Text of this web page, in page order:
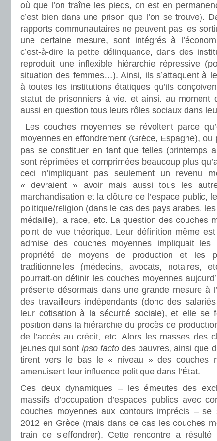
où que l’on traîne les pieds, on est en
c’est bien dans une prison que l’on se trouve).
rapports communautaires ne peuvent pas les
une certaine mesure, sont intégrés à
c’est-à-dire la petite délinquance, dans des
reproduit une inflexible hiérarchie répressive
situation des femmes…). Ainsi, ils s’attaquent à
à toutes les institutions étatiques qu’ils
statut de prisonniers à vie, et ainsi, au moment
aussi en question tous leurs rôles sociaux dans
Les couches moyennes se révoltent parce
moyennes en effondrement (Grèce, Espagne), ou
pas se constituer en tant que telles (printemps
sont réprimées et comprimées beaucoup plus
ceci n’impliquant pas seulement un revenu
« devraient » avoir mais aussi tous les
marchandisation et la clôture de l’espace public,
politique/religion (dans le cas des pays arabes,
médaille), la race, etc. La question des couches
point de vue théorique. Leur définition même
admise des couches moyennes impliquait
propriété de moyens de production et les
traditionnelles (médecins, avocats, notaires,
pourrait-on définir les couches moyennes
présente désormais dans une grande mesure à
des travailleurs indépendants (donc des
leur cotisation à la sécurité sociale), et elle se
position dans la hiérarchie du procès de
de l’accès au crédit, etc. Alors les masses des
jeunes qui sont ipso factodes pauvres, ainsi que
tirent vers le bas le « niveau » des couches
amenuisent leur influence politique dans l’État.
Ces deux dynamiques – les émeutes des
massifs d’occupation d’espaces publics avec
couches moyennes aux contours imprécis – se
2012 en Grèce (mais dans ce cas les couches
train de s’effondrer). Cette rencontre a